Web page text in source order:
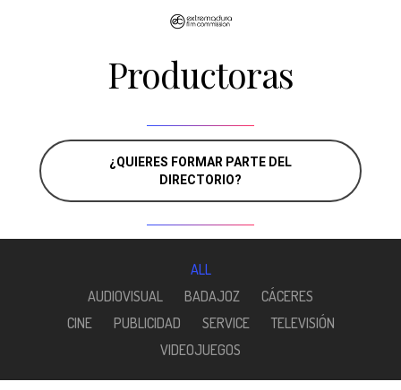
Productoras
¿QUIERES FORMAR PARTE DEL
DIRECTORIO?
ALL
AUDIOVISUAL
BADAJOZ
CÁCERES
CINE
PUBLICIDAD SERVICE
TELEVISIÓN
VIDEOJUEGOS